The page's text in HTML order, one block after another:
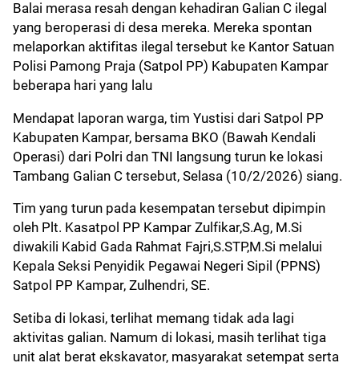
Balai merasa resah dengan kehadiran Galian C ilegal
yang beroperasi di desa mereka. Mereka spontan
melaporkan aktifitas ilegal tersebut ke Kantor Satuan
Polisi Pamong Praja (Satpol PP) Kabupaten Kampar
beberapa hari yang lalu
Mendapat laporan warga, tim Yustisi dari Satpol PP
Kabupaten Kampar, bersama BKO (Bawah Kendali
Operasi) dari Polri dan TNI langsung turun ke lokasi
Tambang Galian C tersebut, Selasa (10/2/2026) siang.
Tim yang turun pada kesempatan tersebut dipimpin
oleh Plt. Kasatpol PP Kampar Zulfikar,S.Ag, M.Si
diwakili Kabid Gada Rahmat Fajri,S.STP,M.Si melalui
Kepala Seksi Penyidik Pegawai Negeri Sipil (PPNS)
Satpol PP Kampar, Zulhendri, SE.
Setiba di lokasi, terlihat memang tidak ada lagi
aktivitas galian. Namum di lokasi, masih terlihat tiga
unit alat berat ekskavator, masyarakat setempat serta